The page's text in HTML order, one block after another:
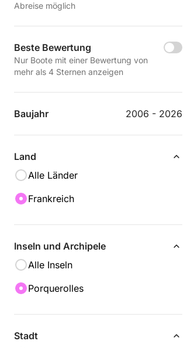
Abreise möglich
Beste Bewertung
Nur Boote mit einer Bewertung von
mehr als 4 Sternen anzeigen
Baujahr 2006 - 2026
Land
Alle Länder
Frankreich
Inseln und Archipele
Alle Inseln
Porquerolles
Stadt